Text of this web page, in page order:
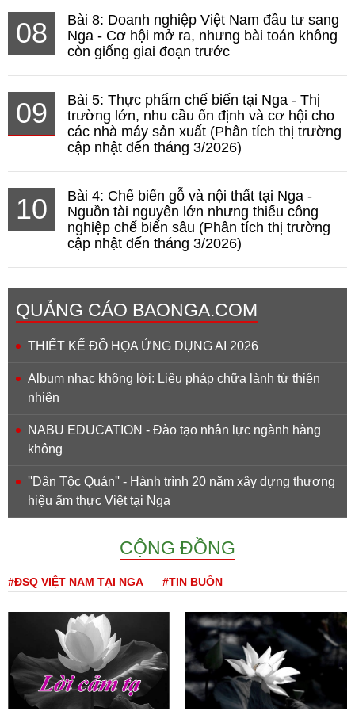
08
Bài 8: Doanh nghiệp Việt Nam đầu tư sang
Nga - Cơ hội mở ra, nhưng bài toán không
còn giống giai đoạn trước
09
Bài 5: Thực phẩm chế biến tại Nga - Thị
trường lớn, nhu cầu ổn định và cơ hội cho
các nhà máy sản xuất (Phân tích thị trường
cập nhật đến tháng 3/2026)
10
Bài 4: Chế biến gỗ và nội thất tại Nga -
Nguồn tài nguyên lớn nhưng thiếu công
nghiệp chế biến sâu (Phân tích thị trường
cập nhật đến tháng 3/2026)
QUẢNG CÁO BAONGA.COM
THIẾT KẾ ĐỒ HỌA ỨNG DỤNG AI 2026
Album nhạc không lời: Liệu pháp chữa lành từ thiên
nhiên
NABU EDUCATION - Đào tạo nhân lực ngành hàng
không
''Dân Tộc Quán'' - Hành trình 20 năm xây dựng thương
hiệu ẩm thực Việt tại Nga
CỘNG ĐỒNG
#ĐSQ VIỆT NAM TẠI NGA #TIN BUỒN